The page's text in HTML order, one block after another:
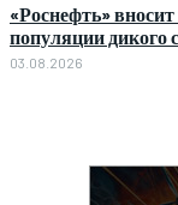
«Роснефть»
популяции дикого
03.08.2026